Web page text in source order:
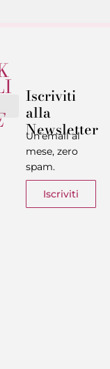
Iscriviti
alla
Newsletter
Un’email al
mese, zero
spam.
Iscriviti